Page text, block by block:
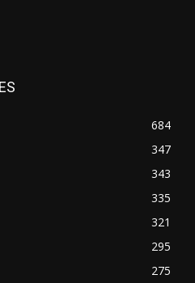
684
347
343
335
321
295
275